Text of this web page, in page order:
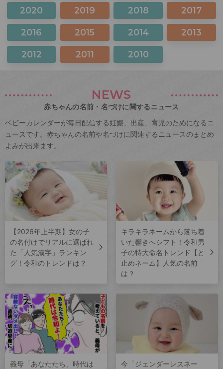
2020 2019 2018 2017
2016 2015 2014 2013
2012 2011 2010
NEWS
赤ちゃんの名前・名づけに関するニュース
ベビーカレンダーが毎日配信する妊娠、出産、育児のためになるニ
ュースです。赤ちゃんの名前や名づけに関連するニュースのまとめ
よみが出来ます。
【2026年上半期】女の子
の名付けでリアルに選ばれ
た「人気漢字」ランキン
グ！令和のトレンドは？
キラキラネームから落ち着
いた響きへシフト！令和男
子の特大命名トレンド【と
止めネーム】人気の名前
は？
義母「あなたたち、時代は
今「ジェンダーレスネー